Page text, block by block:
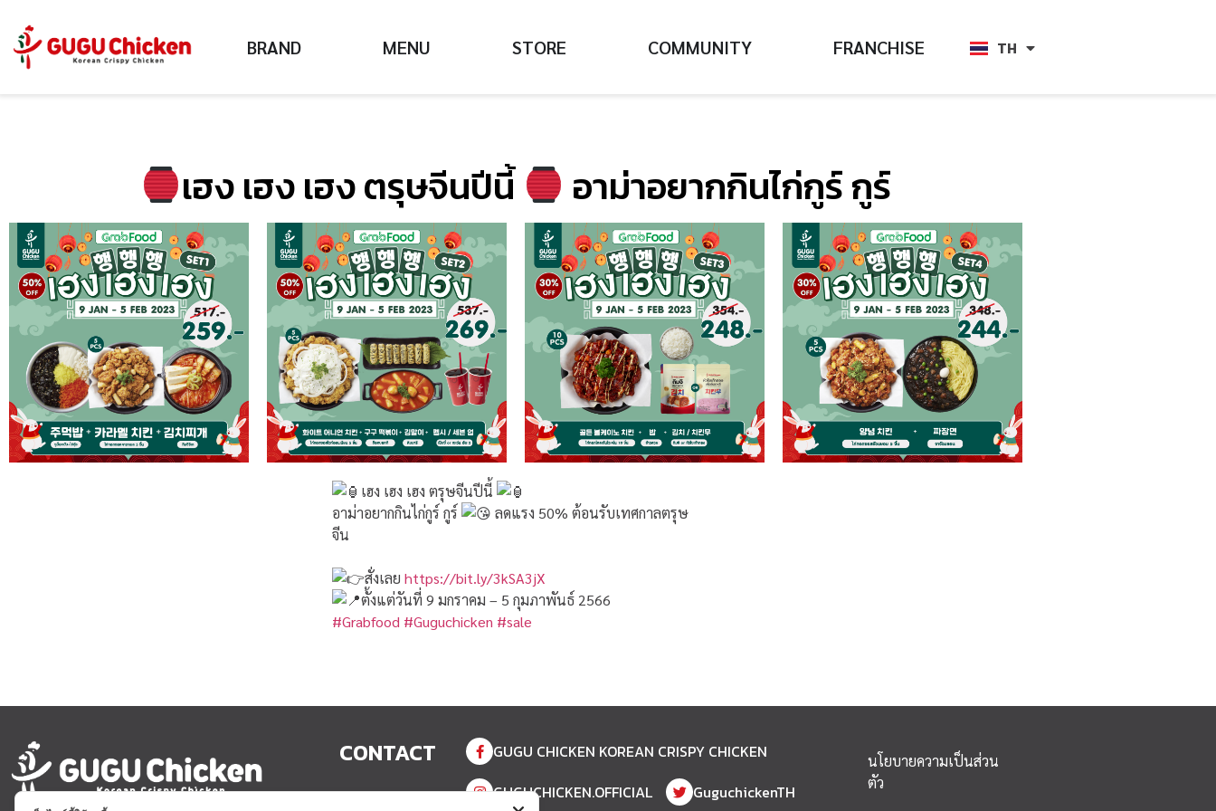
BRAND MENU STORE COMMUNITY FRANCHISE TH
EN
เฮง เฮง เฮง ตรุษจีนปีนี้ อาม่าอยากกินไก่กูร์ กูร์
เฮง เฮง เฮง ตรุษจีนปีนี้
อาม่าอยากกินไก่กูร์ กูร์
ลดแรง 50% ต้อนรับเทศกาลตรุษ
จีน
สั่งเลย https://bit.ly/3kSA3jX
ตั้งแต่วันที่ 9 มกราคม – 5 กุมภาพันธ์ 2566
#Grabfood #Guguchicken #sale
CONTACT
GUGU CHICKEN KOREAN CRISPY CHICKEN
GUGUCHICKEN.OFFICIAL
GuguchickenTH
นโยบายความเป็นส่วน
ตัว